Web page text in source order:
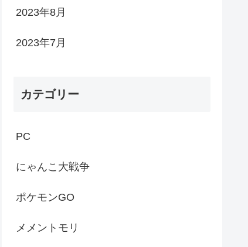
2023年8月
2023年7月
カテゴリー
PC
にゃんこ大戦争
ポケモンGO
メメントモリ